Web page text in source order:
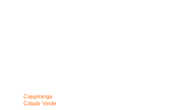
Cajupiranga
Cidade Verde